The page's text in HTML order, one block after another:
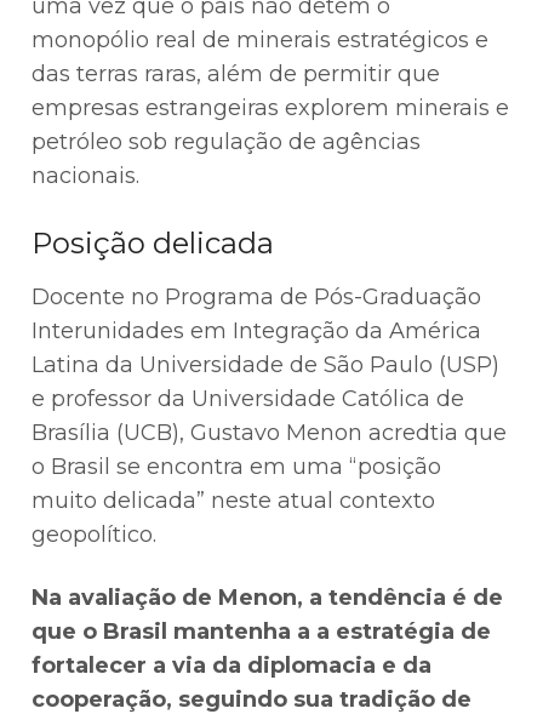
uma vez que o país não detém o
monopólio real de minerais estratégicos e
das terras raras, além de permitir que
empresas estrangeiras explorem minerais e
petróleo sob regulação de agências
nacionais.
Posição delicada
Docente no Programa de Pós-Graduação
Interunidades em Integração da América
Latina da Universidade de São Paulo (USP)
e professor da Universidade Católica de
Brasília (UCB), Gustavo Menon acredtia que
o Brasil se encontra em uma “posição
muito delicada” neste atual contexto
geopolítico.
Na avaliação de Menon, a tendência é de
que o Brasil mantenha a a estratégia de
fortalecer a via da diplomacia e da
cooperação, seguindo sua tradição de